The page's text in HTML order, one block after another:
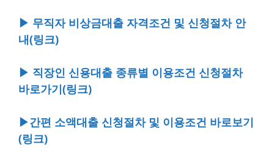
▶ 무직자 비상금대출 자격조건 및 신청절차 안
내(링크)
▶ 직장인 신용대출 종류별 이용조건 신청절차
바로가기(링크)
▶간편 소액대출 신청절차 및 이용조건 바로보기
(링크)